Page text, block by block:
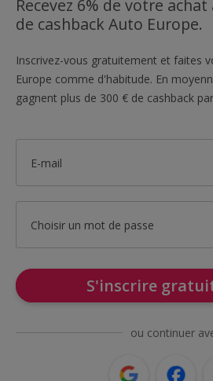
Recevez 6% de votre
de cashback Auto Europe.
Inscrivez-vous gratuitement et faites
Europe comme d'habitude. En
gagnent plus de 300 € de cashback
E-mail
Choisir un mot de passe
S'inscrire
ou continuer